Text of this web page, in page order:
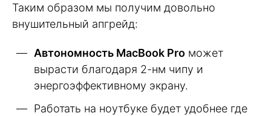
Таким образом мы получим довольно
внушительный апгрейд:
Автономность MacBook Pro может
вырасти благодаря 2-нм чипу и
энергоэффективному экрану.
Работать на ноутбуке будет удобнее где